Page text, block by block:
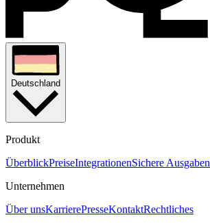
Deutschland
Produkt
ÜberblickPreiseIntegrationenSichere Ausgaben
Unternehmen
Über unsKarrierePresseKontaktRechtliches